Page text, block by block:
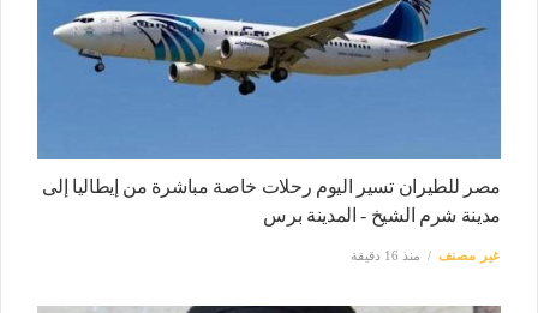
مصر للطيران تسير اليوم رحلات خاصة مباشرة من إيطاليا إلى
مدينة شرم الشيخ - المدينة برس
غير مصنف منذ 16 دقيقة